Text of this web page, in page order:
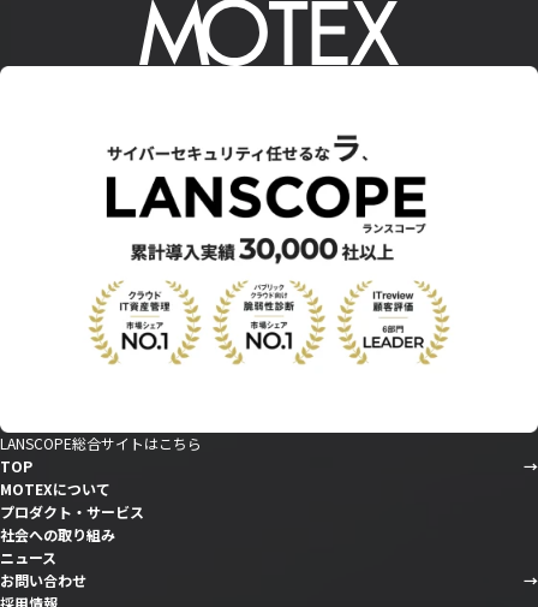
LANSCOPE総合サイトはこちら
TOP
MOTEXについて
プロダクト・サービス
社会への取り組み
ニュース
お問い合わせ